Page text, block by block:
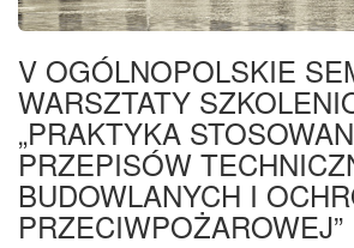
V OGÓLNOPOLSKIE
WARSZTATY
„PRAKTYKA
PRZEPISÓW
BUDOWLANYCH I
PRZECIWPOŻAROWEJ”